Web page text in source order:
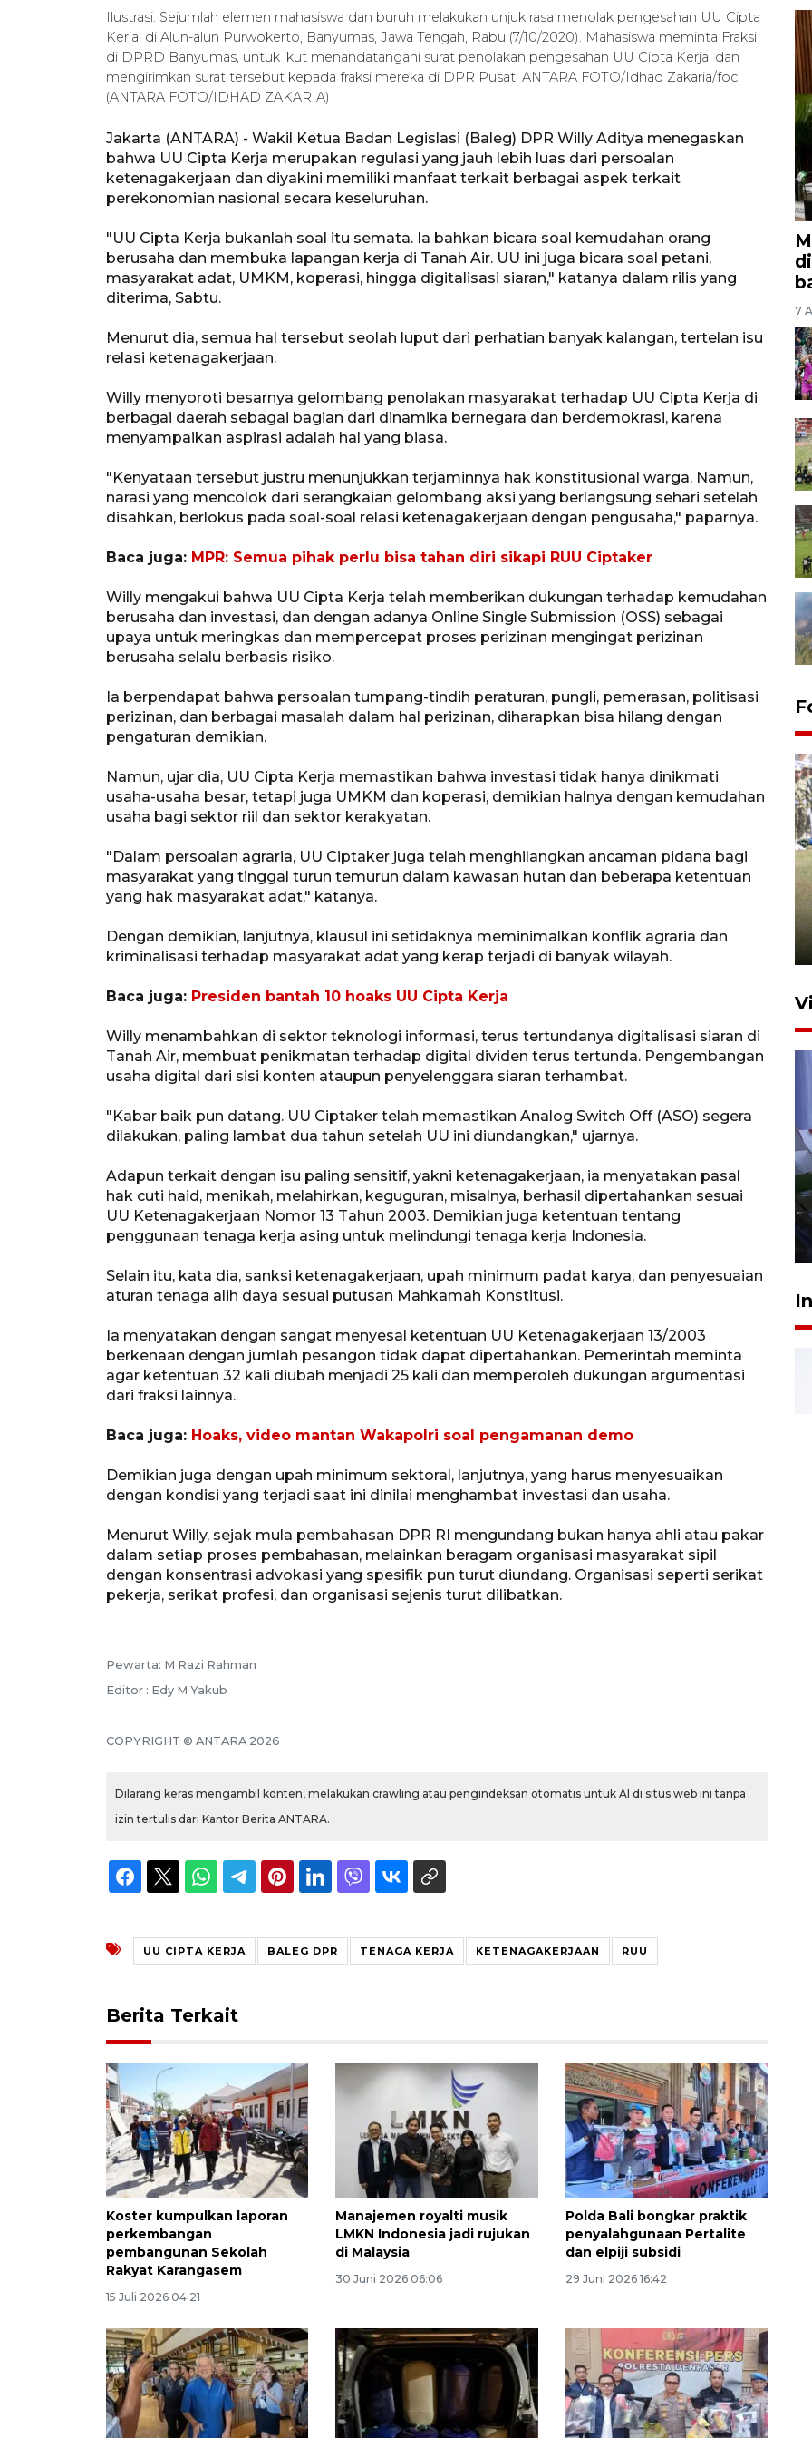
Ilustrasi: Sejumlah elemen mahasiswa dan buruh melakukan unjuk rasa menolak pengesahan UU Cipta
Kerja, di Alun-alun Purwokerto, Banyumas, Jawa Tengah, Rabu (7/10/2020). Mahasiswa meminta Fraksi
di DPRD Banyumas, untuk ikut menandatangani surat penolakan pengesahan UU Cipta Kerja, dan
mengirimkan surat tersebut kepada fraksi mereka di DPR Pusat. ANTARA FOTO/Idhad Zakaria/foc.
(ANTARA FOTO/IDHAD ZAKARIA)
Jakarta (ANTARA) - Wakil Ketua Badan Legislasi (Baleg) DPR Willy Aditya menegaskan
bahwa UU Cipta Kerja merupakan regulasi yang jauh lebih luas dari persoalan
ketenagakerjaan dan diyakini memiliki manfaat terkait berbagai aspek terkait
perekonomian nasional secara keseluruhan.
"UU Cipta Kerja bukanlah soal itu semata. Ia bahkan bicara soal kemudahan orang
berusaha dan membuka lapangan kerja di Tanah Air. UU ini juga bicara soal petani,
masyarakat adat, UMKM, koperasi, hingga digitalisasi siaran," katanya dalam rilis yang
diterima, Sabtu.
Menurut dia, semua hal tersebut seolah luput dari perhatian banyak kalangan, tertelan isu
relasi ketenagakerjaan.
Willy menyoroti besarnya gelombang penolakan masyarakat terhadap UU Cipta Kerja di
berbagai daerah sebagai bagian dari dinamika bernegara dan berdemokrasi, karena
menyampaikan aspirasi adalah hal yang biasa.
"Kenyataan tersebut justru menunjukkan terjaminnya hak konstitusional warga. Namun,
narasi yang mencolok dari serangkaian gelombang aksi yang berlangsung sehari setelah
disahkan, berlokus pada soal-soal relasi ketenagakerjaan dengan pengusaha," paparnya.
Baca juga: MPR: Semua pihak perlu bisa tahan diri sikapi RUU Ciptaker
Willy mengakui bahwa UU Cipta Kerja telah memberikan dukungan terhadap kemudahan
berusaha dan investasi, dan dengan adanya Online Single Submission (OSS) sebagai
upaya untuk meringkas dan mempercepat proses perizinan mengingat perizinan
berusaha selalu berbasis risiko.
Ia berpendapat bahwa persoalan tumpang-tindih peraturan, pungli, pemerasan, politisasi
perizinan, dan berbagai masalah dalam hal perizinan, diharapkan bisa hilang dengan
pengaturan demikian.
Namun, ujar dia, UU Cipta Kerja memastikan bahwa investasi tidak hanya dinikmati
usaha-usaha besar, tetapi juga UMKM dan koperasi, demikian halnya dengan kemudahan
usaha bagi sektor riil dan sektor kerakyatan.
"Dalam persoalan agraria, UU Ciptaker juga telah menghilangkan ancaman pidana bagi
masyarakat yang tinggal turun temurun dalam kawasan hutan dan beberapa ketentuan
yang hak masyarakat adat," katanya.
Dengan demikian, lanjutnya, klausul ini setidaknya meminimalkan konflik agraria dan
kriminalisasi terhadap masyarakat adat yang kerap terjadi di banyak wilayah.
Baca juga: Presiden bantah 10 hoaks UU Cipta Kerja
Willy menambahkan di sektor teknologi informasi, terus tertundanya digitalisasi siaran di
Tanah Air, membuat penikmatan terhadap digital dividen terus tertunda. Pengembangan
usaha digital dari sisi konten ataupun penyelenggara siaran terhambat.
"Kabar baik pun datang. UU Ciptaker telah memastikan Analog Switch Off (ASO) segera
dilakukan, paling lambat dua tahun setelah UU ini diundangkan," ujarnya.
Adapun terkait dengan isu paling sensitif, yakni ketenagakerjaan, ia menyatakan pasal
hak cuti haid, menikah, melahirkan, keguguran, misalnya, berhasil dipertahankan sesuai
UU Ketenagakerjaan Nomor 13 Tahun 2003. Demikian juga ketentuan tentang
penggunaan tenaga kerja asing untuk melindungi tenaga kerja Indonesia.
Selain itu, kata dia, sanksi ketenagakerjaan, upah minimum padat karya, dan penyesuaian
aturan tenaga alih daya sesuai putusan Mahkamah Konstitusi.
Ia menyatakan dengan sangat menyesal ketentuan UU Ketenagakerjaan 13/2003
berkenaan dengan jumlah pesangon tidak dapat dipertahankan. Pemerintah meminta
agar ketentuan 32 kali diubah menjadi 25 kali dan memperoleh dukungan argumentasi
dari fraksi lainnya.
Baca juga: Hoaks, video mantan Wakapolri soal pengamanan demo
Demikian juga dengan upah minimum sektoral, lanjutnya, yang harus menyesuaikan
dengan kondisi yang terjadi saat ini dinilai menghambat investasi dan usaha.
Menurut Willy, sejak mula pembahasan DPR RI mengundang bukan hanya ahli atau pakar
dalam setiap proses pembahasan, melainkan beragam organisasi masyarakat sipil
dengan konsentrasi advokasi yang spesifik pun turut diundang. Organisasi seperti serikat
pekerja, serikat profesi, dan organisasi sejenis turut dilibatkan.
Pewarta: M Razi Rahman
Editor : Edy M Yakub
COPYRIGHT © ANTARA 2026
Dilarang keras mengambil konten, melakukan crawling atau pengindeksan otomatis untuk AI di situs web ini tanpa
izin tertulis dari Kantor Berita ANTARA.
UU CIPTA KERJA BALEG DPR TENAGA KERJA KETENAGAKERJAAN RUU
Berita Terkait
Koster kumpulkan laporan
perkembangan
pembangunan Sekolah
Rakyat Karangasem
15 Juli 2026 04:21
Manajemen royalti musik
LMKN Indonesia jadi rujukan
di Malaysia
30 Juni 2026 06:06
Polda Bali bongkar praktik
penyalahgunaan Pertalite
dan elpiji subsidi
29 Juni 2026 16:42
7
Pemerintah tunda pungutan
6 Agustus 2026 16:45
Polisi tetapkan lima tersangka
pengeroyokan maling ayam di
Tabanan
27 Juli 2026 22:32